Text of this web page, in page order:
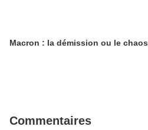
Macron : la démission ou le chaos
Commentaires